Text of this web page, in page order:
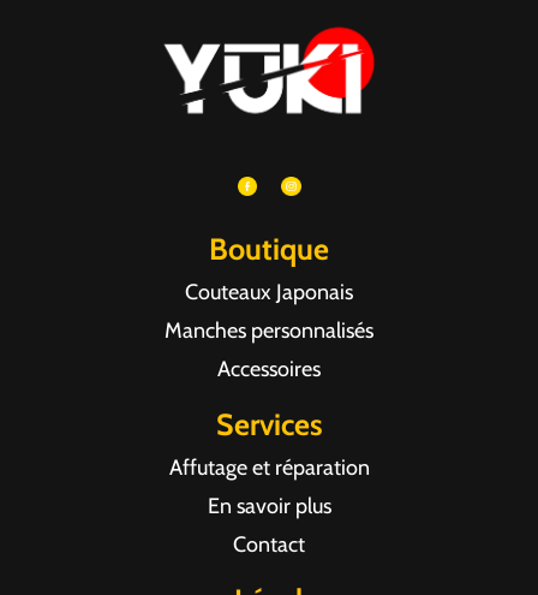
Boutique
Couteaux Japonais
Manches personnalisés
Accessoires
Services
Affutage et réparation
En savoir plus
Contact